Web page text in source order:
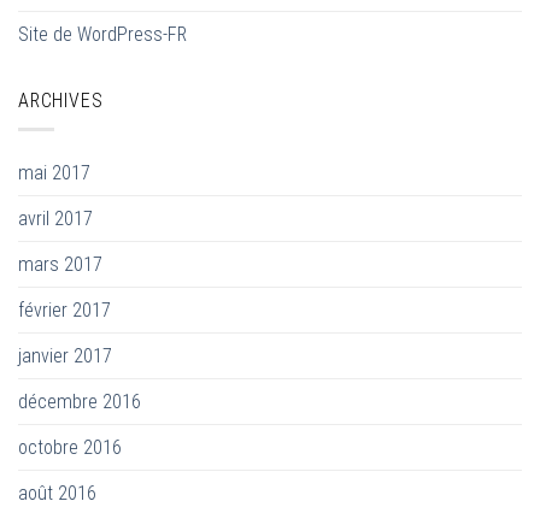
Site de WordPress-FR
ARCHIVES
mai 2017
avril 2017
mars 2017
février 2017
janvier 2017
décembre 2016
octobre 2016
août 2016